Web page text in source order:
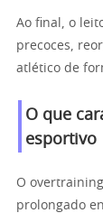
Ao final, o
precoces,
atlético de
O que
esportivo
O
prolongado